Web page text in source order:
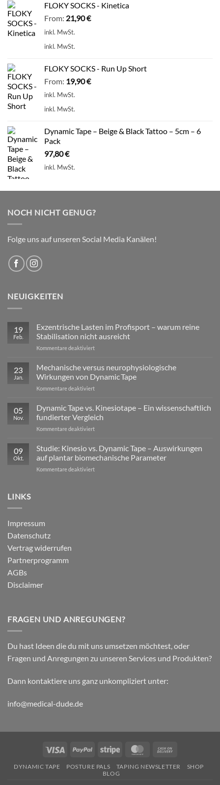
FLOKY SOCKS - Kinetica
From: 21,90€
inkl. MwSt.
inkl. MwSt.
FLOKY SOCKS - Run Up Short
From: 19,90€
inkl. MwSt.
inkl. MwSt.
Dynamic Tape – Beige & Black Tattoo – 5cm – 6
Pack
97,80€
inkl. MwSt.
NOCH NICHT GENUG?
Folge uns auf unseren Social Media Kanälen!
NEUIGKEITEN
19
Feb.
Exzentrische Lasten im Profisport – warum reine
Stabilisation nicht ausreicht
Kommentare deaktiviertfür
im
Profisport
–
reine
Stabilisation
ausreicht
23
Jan.
Mechanische versus neurophysiologische
Wirkungen von Dynamic Tape
Kommentare deaktiviertfür
versus
neurophysiologische
Wirkungen
von
05
Nov.
Dynamic Tape vs. Kinesiotape – Ein wissenschaftlich
fundierter Vergleich
Kommentare deaktiviertfür
Tape
vs.
Kinesiotape
–
09
Okt.
Studie: Kinesio vs. Dynamic Tape – Auswirkungen
auf plantar biomechanische Parameter
Kommentare deaktiviertfür
LINKS
Impressum
Datenschutz
Vertrag widerrufen
Partnerprogramm
AGBs
Disclaimer
FRAGEN UND ANREGUNGEN?
Du hast Ideen die du mit uns umsetzen möchtest, oder
Fragen und Anregungen zu unseren Services und Produkten?
Dann kontaktiere uns ganz unkompliziert unter:
info@medical-dude.de
Visa PayPal Stripe MasterCard
Delivery
DYNAMIC TAPE POSTURE PALS TAPING NEWSLETTER
SHOP
BLOG